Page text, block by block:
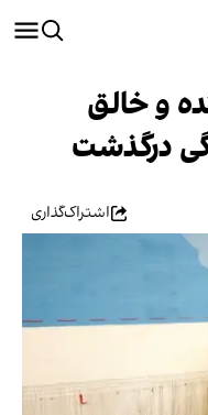
و خالق
اشتراک‌گذاری